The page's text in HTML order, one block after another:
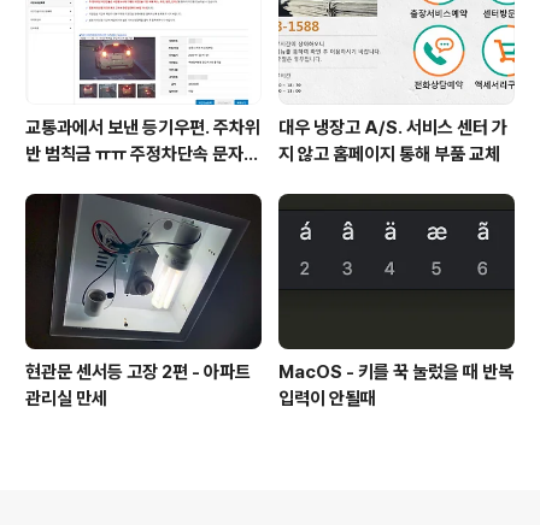
교통과에서 보낸 등기우편. 주차위
반 범칙금 ㅠㅠ 주정차단속 문자알
대우 냉장고 A/S. 서비스 센터 가
지 않고 홈페이지 통해 부품 교체
현관문 센서등 고장 2편 - 아파트
관리실 만세
MacOS - 키를 꾹 눌렀을 때 반복
입력이 안될때